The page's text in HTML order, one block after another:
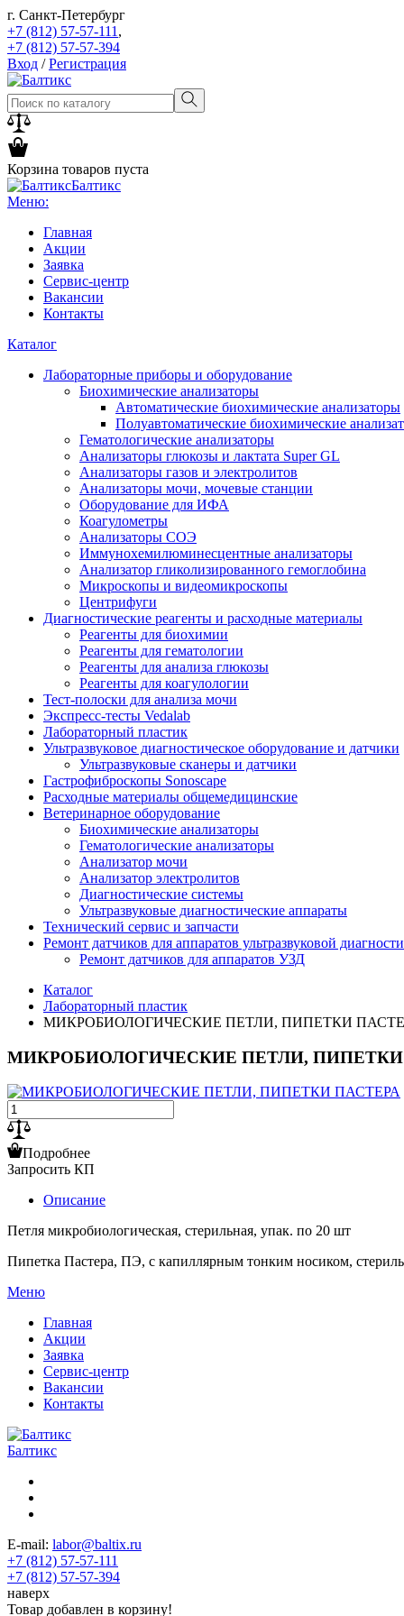
г. Санкт-Петербург
+7 (812) 57-57-111 ,
+7 (812) 57-57-394
Вход /Регистрация
Корзина товаров пуста
Балтикс
Меню:
Главная
Акции
Заявка
Сервис-центр
Вакансии
Контакты
Каталог
Лабораторные приборы и оборудование
Биохимические анализаторы
Автоматические биохимические анализаторы
Полуавтоматические биохимические
Гематологические анализаторы
Анализаторы глюкозы и лактата Super GL
Анализаторы газов и электролитов
Анализаторы мочи, мочевые станции
Оборудование для ИФА
Коагулометры
Анализаторы СОЭ
Иммунохемилюминесцентные анализаторы
Анализатор гликолизированного гемоглобина
Микроскопы и видеомикроскопы
Центрифуги
Диагностические реагенты и расходные материалы
Реагенты для биохимии
Реагенты для гематологии
Реагенты для анализа глюкозы
Реагенты для коагулологии
Тест-полоски для анализа мочи
Экспресс-тесты Vedalab
Лабораторный пластик
Ультразвуковое диагностическое оборудование и датчики
Ультразвуковые сканеры и датчики
Гастрофиброскопы Sonoscape
Расходные материалы общемедицинские
Ветеринарное оборудование
Биохимические анализаторы
Гематологические анализаторы
Анализатор мочи
Анализатор электролитов
Диагностические системы
Ультразвуковые диагностические аппараты
Технический сервис и запчасти
Ремонт датчиков для аппаратов ультразвуковой
Ремонт датчиков для аппаратов УЗД
Каталог
Лабораторный пластик
МИКРОБИОЛОГИЧЕСКИЕ ПЕТЛИ, ПИПЕТКИ
МИКРОБИОЛОГИЧЕСКИЕ ПЕТЛИ, ПИПЕТКИ
Подробнее
Запросить КП
Описание
Петля микробиологическая, стерильная, упак. по 20 шт
Пипетка Пастера, ПЭ, с капиллярным тонким носиком,
Меню
Главная
Акции
Заявка
Сервис-центр
Вакансии
Контакты
Балтикс
E-mail: labor@baltix.ru
+7 (812) 57-57-111
+7 (812) 57-57-394
наверх
Товар добавлен в корзину!